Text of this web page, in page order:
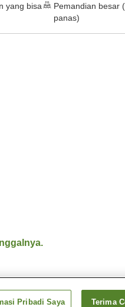
yang bisa
Pemandian besar
panas)
Pribadi Saya Terima